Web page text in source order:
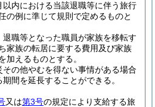
内における当該退職等に伴う旅行
の例に準じて規則で定めるものと
職等となった職員が家族を移転す
家族の転居に要する費用及び家族
加えるものとする。
の他やむを得ない事情がある場合
間を延長することができる。
又は第3号の規定により支給する旅